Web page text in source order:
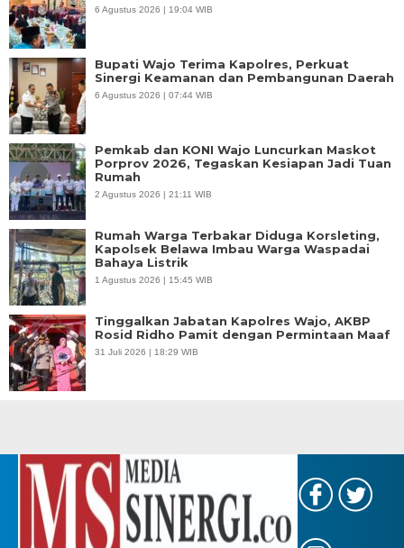
6 Agustus 2026 | 19:04 WIB
Bupati Wajo Terima Kapolres, Perkuat
Sinergi Keamanan dan Pembangunan Daerah
6 Agustus 2026 | 07:44 WIB
Pemkab dan KONI Wajo Luncurkan Maskot
Porprov 2026, Tegaskan Kesiapan Jadi Tuan
Rumah
2 Agustus 2026 | 21:11 WIB
Rumah Warga Terbakar Diduga Korsleting,
Kapolsek Belawa Imbau Warga Waspadai
Bahaya Listrik
1 Agustus 2026 | 15:45 WIB
Tinggalkan Jabatan Kapolres Wajo, AKBP
Rosid Ridho Pamit dengan Permintaan Maaf
31 Juli 2026 | 18:29 WIB